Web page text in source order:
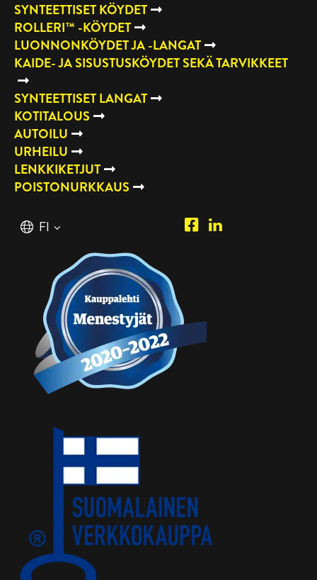
SYNTEETTISET KÖYDET
ROLLERI™ -KÖYDET
LUONNONKÖYDET JA -LANGAT
KAIDE- JA SISUSTUSKÖYDET SEKÄ TARVIKKEET
SYNTEETTISET LANGAT
KOTITALOUS
AUTOILU
URHEILU
LENKKIKETJUT
POISTONURKKAUS
Suomi
FI
Piipposhop.com
Manilla